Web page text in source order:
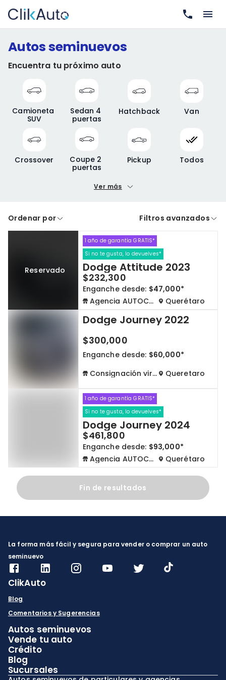
Autos seminuevos
Encuentra tu próximo auto
Camioneta
SUV
Sedan 4
puertas
Hatchback Van
Crossover
Coupe 2
puertas
Pickup Todos
Precio máximo
A crédito De contado
Cdmx y Edo Mex Querétaro
Con garantía
Borrar todo Ver autos
Ver más
Ordenar por Filtros avanzados
Reservado
1 año de garantía GRATIS*
Si no te gusta, lo devuelves*
Dodge Attitude 2023
$232,300
Enganche desde: $47,000*
Agencia AUTOCOM
Querétaro
Dodge Journey 2022
$300,000
Enganche desde: $60,000*
Consignación virtual
Queretaro
1 año de garantía GRATIS*
Si no te gusta, lo devuelves*
Dodge Journey 2024
$461,800
Enganche desde: $93,000*
Agencia AUTOCOM
Querétaro
Fin de resultados
La forma más fácil y segura para vender o comprar un auto
seminuevo
ClikAuto
Blog
Comentarios y Sugerencias
Autos seminuevos
Vende tu auto
Crédito
Blog
Sucursales